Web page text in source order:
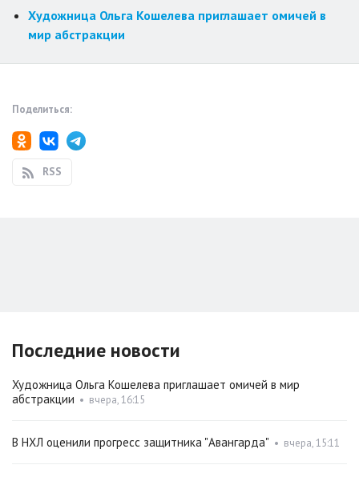
Художница Ольга Кошелева приглашает омичей в
мир абстракции
Поделиться:
RSS
Последние новости
Художница Ольга Кошелева приглашает омичей в мир
абстракции • вчера, 16:15
В НХЛ оценили прогресс защитника "Авангарда" • вчера, 15:11